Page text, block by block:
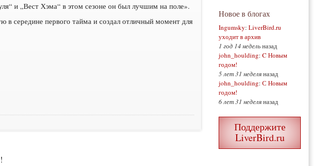
и „Вест Хэма“ в этом сезоне он был лучшим на поле».
в середине первого тайма и создал отличный момент для
Новое в блогах
Ingumsky: LiverBird.ru
уходит в архив
1 год 14 недельназад
john_houlding: C Новым
годом!
5 лет 31 неделяназад
john_houlding: С Новым
годом!
6 лет 31 неделяназад
Поддержите
LiverBird.ru